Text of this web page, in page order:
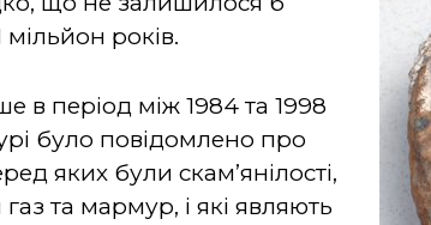
років.
в період між 1984 та 1998
було повідомлено про
яких були скам’янілості,
та мармур, і які являють